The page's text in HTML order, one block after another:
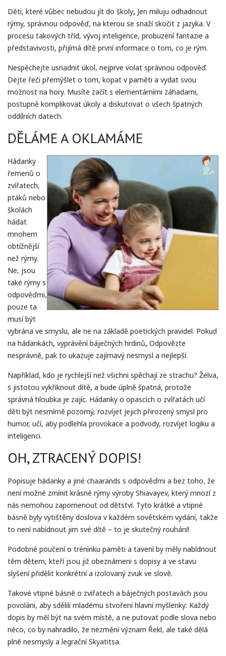
Děti, které vůbec nebudou jít do školy, Jen miluju odhadnout
rýmy, správnou odpověď, na kterou se snaží skočit z jazyka. V
procesu takových tříd, vývoj inteligence, probuzení fantazie a
představivosti, přijímá dítě první informace o tom, co je rým.
Nespěchejte usnadnit úkol, nejprve volat správnou odpověď.
Dejte řeči přemýšlet o tom, kopat v paměti a vydat svou
možnost na hory. Musíte začít s elementárními záhadami,
postupně komplikovat úkoly a diskutovat o všech špatných
oddílních datech.
DĚLÁME A OKLAMÁME
Hádanky
řemenů o
zvířatech,
ptáků nebo
školách
hádat
mnohem
obtížnější
než rýmy.
Ne, jsou
také rýmy s
odpověďmi,
pouze ta
musí být
vybrána ve smyslu, ale ne na základě poetických pravidel. Pokud
na hádankách, vyprávění báječných hrdinů, Odpovězte
nesprávně, pak to ukazuje zajímavý nesmysl a nejlepší.
Například, kdo je rychlejší než všichni spěchají ze strachu? Želva,
s jistotou vykřiknout dítě, a bude úplně špatná, protože
správná hloubka je zajíc. Hádanky o opascích o zvířatách učí
děti být nesmírně pozorný, rozvíjet jejich přirozený smysl pro
humor, učí, aby podlehla provokace a podvody, rozvíjet logiku a
inteligenci.
OH, ZTRACENÝ DOPIS!
Popisuje hádanky a jiné chaarands s odpověďmi a bez toho, že
není možné zmínit krásné rýmy výroby Shiavayev, který mnozí z
nás nemohou zapomenout od dětství. Tyto krátké a vtipné
básně byly vytištěny doslova v každém sovětském vydání, takže
to není nabídnout jim své dítě – to je skutečný rouhání!
Podobné poučení o tréninku paměti a tavení by měly nabídnout
těm dětem, kteří jsou již obeznámeni s dopisy a ve stavu
slyšení přidělit konkrétní a izolovaný zvuk ve slově.
Takové vtipné básně o zvířatech a báječných postavách jsou
povoláni, aby sdělili mladému stvoření hlavní myšlenky: Každý
dopis by měl být na svém místě, a ne putovat podle slova nebo
něco, co by nahradilo, že nezmění význam Řekl, ale také dělá
plné nesmysly a legrační Skyatitsa.